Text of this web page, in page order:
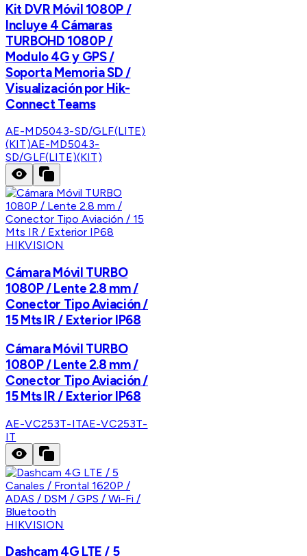
Kit DVR Móvil 1080P /
Incluye 4 Cámaras
TURBOHD 1080P /
Modulo 4G y GPS /
Soporta Memoria SD /
Visualización por Hik-
Connect Teams
AE-MD5043-SD/GLF(LITE)
(KIT)AE-MD5043-
SD/GLF(LITE)(KIT)
HIKVISION
Cámara Móvil TURBO
1080P / Lente 2.8 mm /
Conector Tipo Aviación /
15 Mts IR / Exterior IP68
Cámara Móvil TURBO
1080P / Lente 2.8 mm /
Conector Tipo Aviación /
15 Mts IR / Exterior IP68
AE-VC253T-ITAE-VC253T-
IT
HIKVISION
Dashcam 4G LTE / 5